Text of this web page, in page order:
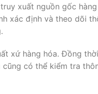
xuất nguồn gốc
xác định và theo dõi
xứ hàng hóa. Đồng
có thể kiểm tra